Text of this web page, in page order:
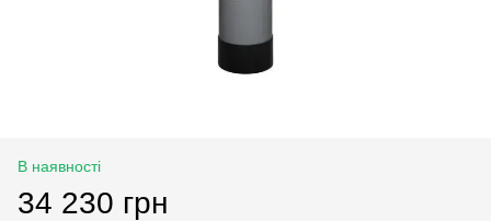
В наявності
34 230 грн